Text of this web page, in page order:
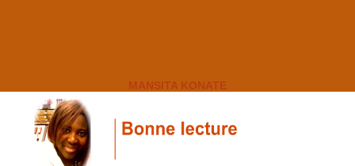
MANSITA KONATE